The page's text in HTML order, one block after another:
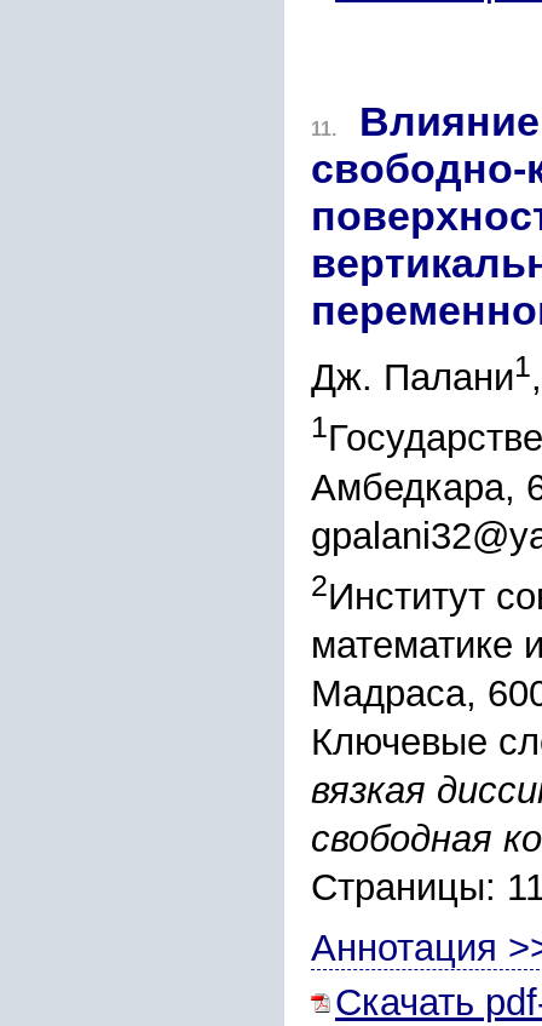
11.
свободно-
Дж. Палани1
1
Амбедкара,
2Институт
математике
Мадраса,
Ключевые
вязкая
свободная
Страницы:
Аннотация
Скачать